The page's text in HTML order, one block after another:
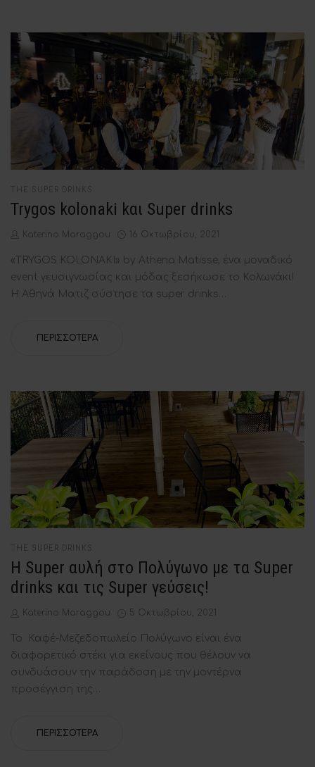
POSTED
THE SUPER DRINKS
Trygos kolonaki kαι Super drinks
by
Katerina Maraggou
Posted
16 Οκτωβρίου, 2021
«ΤRYGOS KOLONAKI» by Athena Matisse, ένα μοναδικό
event γευσιγνωσίας και μόδας ξεσήκωσε το Κολωνάκι!
Η Αθηνά Ματιζ σύστησε τα super drinks…
ΠΕΡΙΣΣΌΤΕΡΑ
POSTED
IN
THE SUPER DRINKS
Η Super αυλή στο Πολύγωνο με τα Super
drinks και τις Super γεύσεις!
by
Katerina Maraggou
Posted
5 Οκτωβρίου, 2021
Το Καφέ-Μεζεδοπωλείο Πολύγωνο είναι ένα
διαφορετικό στέκι για εκείνους που θέλουν να
συνδυάσουν την παράδοση με την μοντέρνα
προσέγγιση της…
ΠΕΡΙΣΣΌΤΕΡΑ